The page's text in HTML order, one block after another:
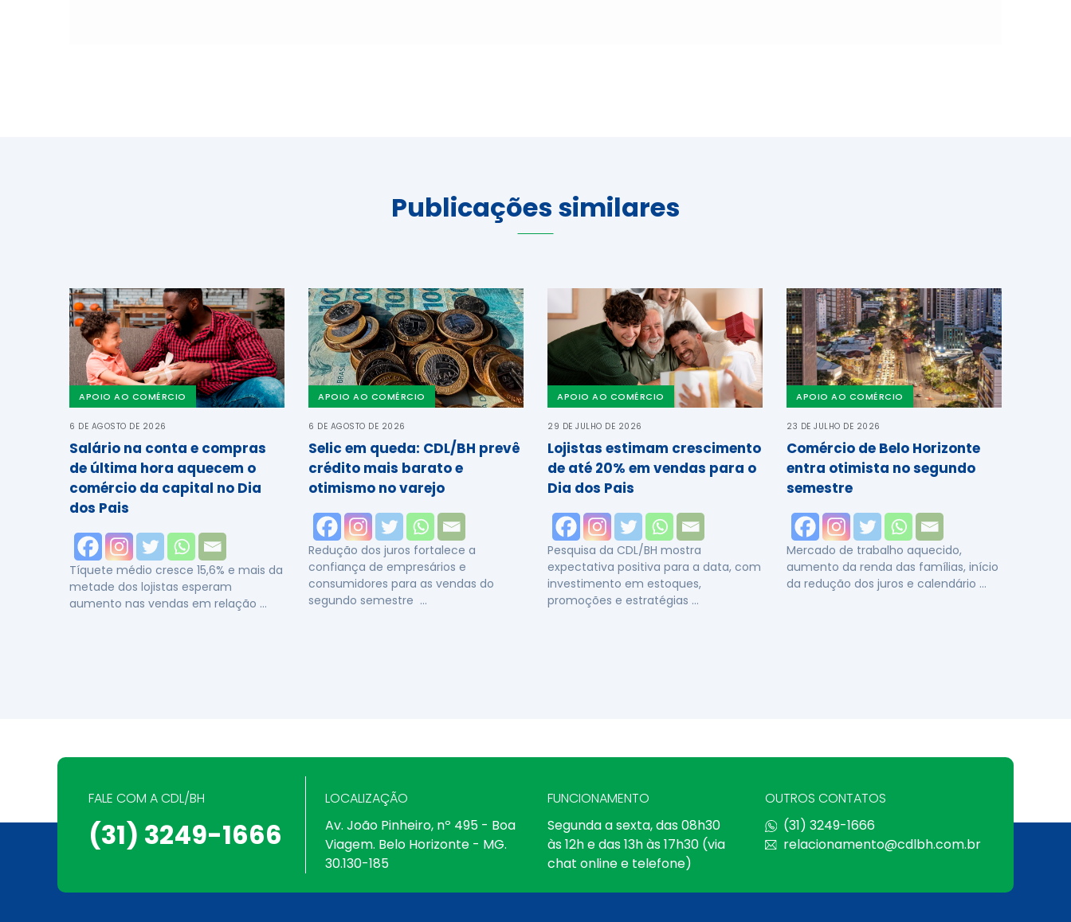
Publicações similares
APOIO AO COMÉRCIO
6 DE AGOSTO DE 2026
Salário na conta e compras
de última hora aquecem o
comércio da capital no Dia
dos Pais
Tíquete médio cresce 15,6% e mais da
metade dos lojistas esperam
aumento nas vendas em relação …
APOIO AO COMÉRCIO
6 DE AGOSTO DE 2026
Selic em queda: CDL/BH prevê
crédito mais barato e
otimismo no varejo
Redução dos juros fortalece a
confiança de empresários e
consumidores para as vendas do
segundo semestre …
APOIO AO COMÉRCIO
29 DE JULHO DE 2026
Lojistas estimam crescimento
de até 20% em vendas para o
Dia dos Pais
Pesquisa da CDL/BH mostra
expectativa positiva para a data, com
investimento em estoques,
promoções e estratégias …
APOIO AO COMÉRCIO
23 DE JULHO DE 2026
Comércio de Belo Horizonte
entra otimista no segundo
semestre
Mercado de trabalho aquecido,
aumento da renda das famílias, início
da redução dos juros e calendário …
FALE COM A CDL/BH
(31) 3249-1666
LOCALIZAÇÃO
Av. João Pinheiro, nº 495 - Boa
Viagem. Belo Horizonte - MG.
30.130-185
FUNCIONAMENTO
Segunda a sexta, das 08h30
às 12h e das 13h às 17h30 (via
chat online e telefone)
OUTROS CONTATOS
(31) 3249-1666
relacionamento@cdlbh.com.br